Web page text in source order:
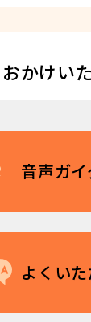
おかけい
音声ガ
よくい